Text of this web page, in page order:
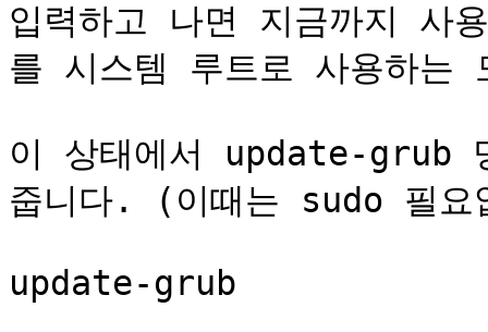
입력하고 나면 지금까지 사
를 시스템 루트로 사용하는
이 상태에서 update-grub
줍니다. (이때는 sudo 필요
update-grub